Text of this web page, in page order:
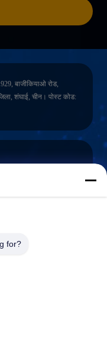
बाजीकियाओ रोड,
शंघाई, चीन। पोस्ट कोड:
for?